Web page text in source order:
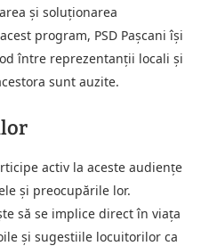
și soluționarea
program, PSD Pașcani își
între reprezentanții locali și
sunt auzite.
activ la aceste audiențe
și preocupările lor.
să se implice direct în viața
și sugestiile locuitorilor ca